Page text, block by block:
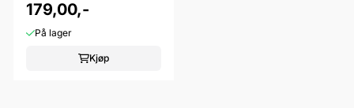
179,00,-
På lager
Kjøp